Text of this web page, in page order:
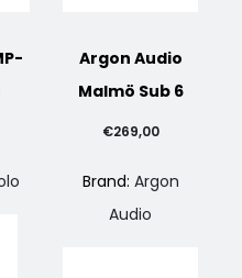
Argon Audio
Malmö Sub 6
€269,00
Brand: Argon
Audio